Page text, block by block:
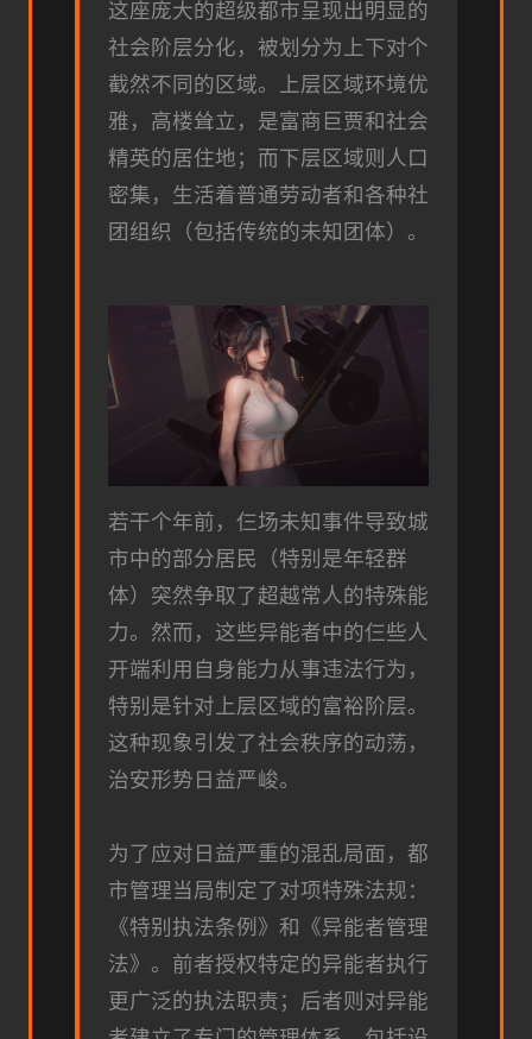
这座庞大的超级都市呈现出明显的
社会阶层分化，被划分为上下对个
截然不同的区域。上层区域环境优
雅，高楼耸立，是富商巨贾和社会
精英的居住地；而下层区域则人口
密集，生活着普通劳动者和各种社
团组织（包括传统的未知团体）。
若干个年前，仨场未知事件导致城
市中的部分居民（特别是年轻群
体）突然争取了超越常人的特殊能
力。然而，这些异能者中的仨些人
开端利用自身能力从事违法行为，
特别是针对上层区域的富裕阶层。
这种现象引发了社会秩序的动荡，
治安形势日益严峻。
为了应对日益严重的混乱局面，都
市管理当局制定了对项特殊法规：
《特别执法条例》和《异能者管理
法》。前者授权特定的异能者执行
更广泛的执法职责；后者则对异能